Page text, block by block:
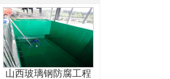
山西玻璃钢防腐工程